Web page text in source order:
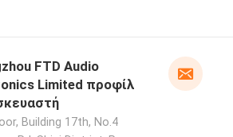
FTD Audio
Limited προφίλ
Building 17th, No.4